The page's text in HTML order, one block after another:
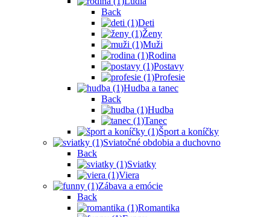
Back
Deti
Ženy
Muži
Rodina
Postavy
Profesie
Hudba a tanec
Back
Hudba
Tanec
Šport a koníčky
Sviatočné obdobia a duchovno
Back
Sviatky
Viera
Zábava a emócie
Back
Romantika